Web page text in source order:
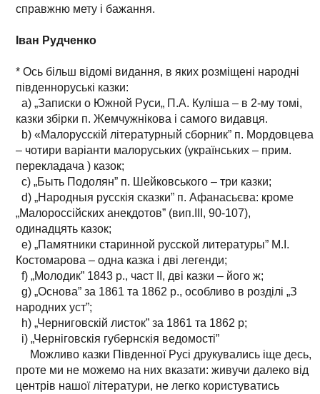
справжню мету і бажання.
Іван Рудченко
* Ось більш відомі видання, в яких розміщені народні
південноруські казки:
a) „Записки о Южной Руси„ П.А. Куліша – в 2-му томі,
казки збірки п. Жемчужнікова і самого видавця.
b) «Малорусскій літературный сборник” п. Мордовцева
– чотири варіанти малоруських (українських – прим.
перекладача ) казок;
c) „Быть Подолян” п. Шейковського – три казки;
d) „Народныя русскія сказки” п. Афанасьєва: кроме
„Малороссійских анекдотов” (вип.III, 90-107),
одинадцять казок;
e) „Памятники старинной русской литературы” М.І.
Костомарова – одна казка і дві легенди;
f) „Молодик” 1843 р., част II, дві казки – його ж;
g) „Основа” за 1861 та 1862 р., особливо в розділі „З
народних уст”;
h) „Черниговскій листок” за 1861 та 1862 р;
i) „Черніговскія губернскія ведомості”
Можливо казки Південної Русі друкувались іще десь,
проте ми не можемо на них вказати: живучи далеко від
центрів нашої літератури, не легко користуватись